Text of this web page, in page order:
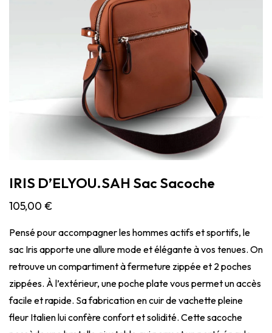
IRIS D’ELYOU.SAH Sac Sacoche
105,00 €
Pensé pour accompagner les hommes actifs et sportifs, le
sac Iris apporte une allure mode et élégante à vos tenues. On
retrouve un compartiment à fermeture zippée et 2 poches
zippées. À l’extérieur, une poche plate vous permet un accès
facile et rapide. Sa fabrication en cuir de vachette pleine
fleur Italien lui confère confort et solidité. Cette sacoche